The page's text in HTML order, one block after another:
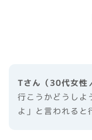
Tさん（30代女性
行こうかどうしよ
よ」と言われると